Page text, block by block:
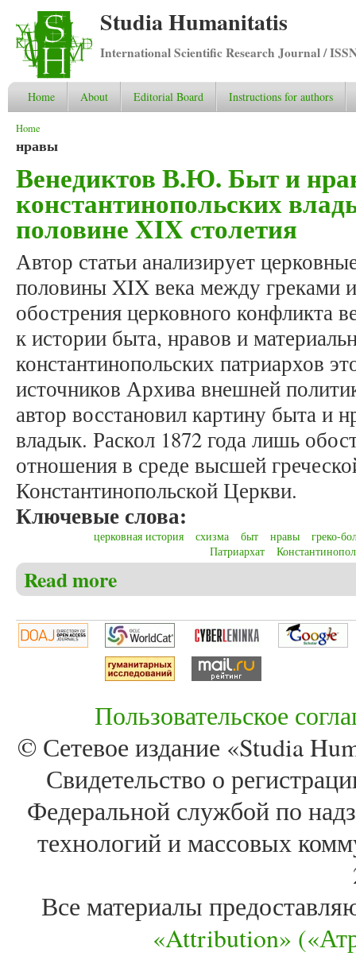
Studia Humanitatis
International Scientific Research Journal /
Home About Editorial Board Instructions for authors
You are here
Home
нравы
Венедиктов В.Ю. Быт и
константинопольских
половине XIX столетия
Автор статьи анализирует
половины XIX века между греками
обострения церковного конфликта
к истории быта, нравов и
константинопольских патриархов
источников Архива внешней
автор восстановил картину быта и
владык. Раскол 1872 года лишь
отношения в среде высшей
Константинопольской Церкви.
Ключевые слова:
церковная история схизма быт нравы
греко-
Патриархат
Read more
Пользовательское
© Сетевое издание «Studia
Свидетельство о
Федеральной службой по
технологий и массовых
Все материалы
«Attribution»